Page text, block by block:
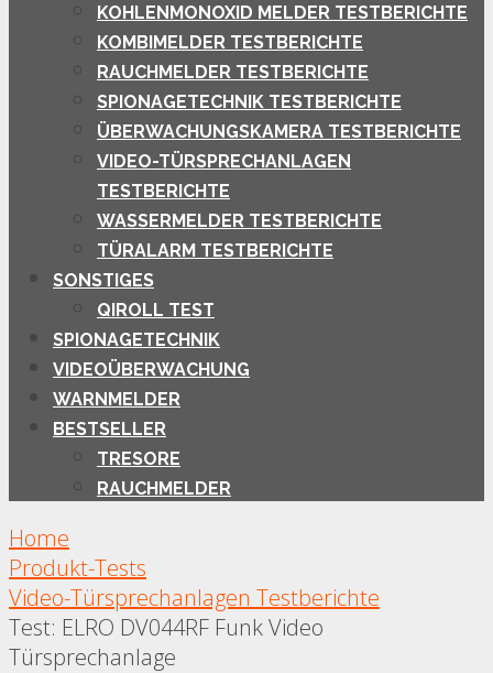
KOHLENMONOXID MELDER TESTBERICHTE
KOMBIMELDER TESTBERICHTE
RAUCHMELDER TESTBERICHTE
SPIONAGETECHNIK TESTBERICHTE
ÜBERWACHUNGSKAMERA TESTBERICHTE
VIDEO-TÜRSPRECHANLAGEN
TESTBERICHTE
WASSERMELDER TESTBERICHTE
TÜRALARM TESTBERICHTE
SONSTIGES
QIROLL TEST
SPIONAGETECHNIK
VIDEOÜBERWACHUNG
WARNMELDER
BESTSELLER
TRESORE
RAUCHMELDER
Home
Produkt-Tests
Video-Türsprechanlagen Testberichte
Test: ELRO DV044RF Funk Video
Türsprechanlage